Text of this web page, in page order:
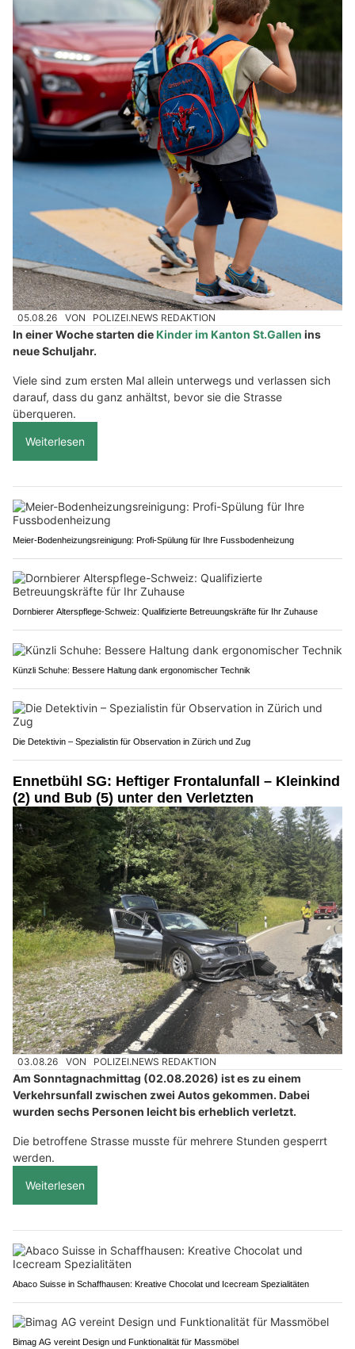
05.08.26 VON POLIZEI.NEWS REDAKTION
In einer Woche starten dieKinder im Kanton St.Gallen ins
neue Schuljahr.
Viele sind zum ersten Mal allein unterwegs und verlassen sich
darauf, dass du ganz anhältst, bevor sie die Strasse
überqueren.
Weiterlesen
Meier-Bodenheizungsreinigung: Profi-Spülung für Ihre Fussbodenheizung
Dornbierer Alterspflege-Schweiz: Qualifizierte Betreuungskräfte für Ihr Zuhause
Künzli Schuhe: Bessere Haltung dank ergonomischer Technik
Die Detektivin – Spezialistin für Observation in Zürich und Zug
Ennetbühl SG: Heftiger Frontalunfall – Kleinkind
(2) und Bub (5) unter den Verletzten
03.08.26 VON POLIZEI.NEWS REDAKTION
Am Sonntagnachmittag (02.08.2026) ist es zu einem
Verkehrsunfall zwischen zwei Autos gekommen. Dabei
wurden sechs Personen leicht bis erheblich verletzt.
Die betroffene Strasse musste für mehrere Stunden gesperrt
werden.
Weiterlesen
Abaco Suisse in Schaffhausen: Kreative Chocolat und Icecream Spezialitäten
Bimag AG vereint Design und Funktionalität für Massmöbel